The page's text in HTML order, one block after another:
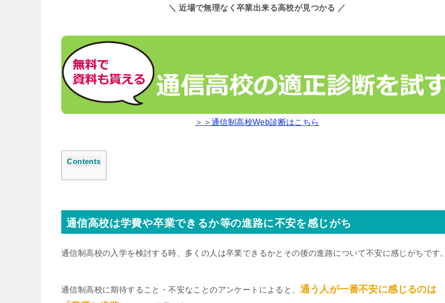
＼ 近場で無理なく卒業出来る高校が見つかる ／
＞＞通信制高校Web診断はこちら
Contents
通信高校は学費や卒業できるか等の進路に不安を感じがち
通信制高校の入学を検討する時、多くの人は卒業できるかとその後の進路について不安に感じがちです。
通信制高校に期待すること・不安なことのアンケートによると、 通う人が一番不安に感じるのは